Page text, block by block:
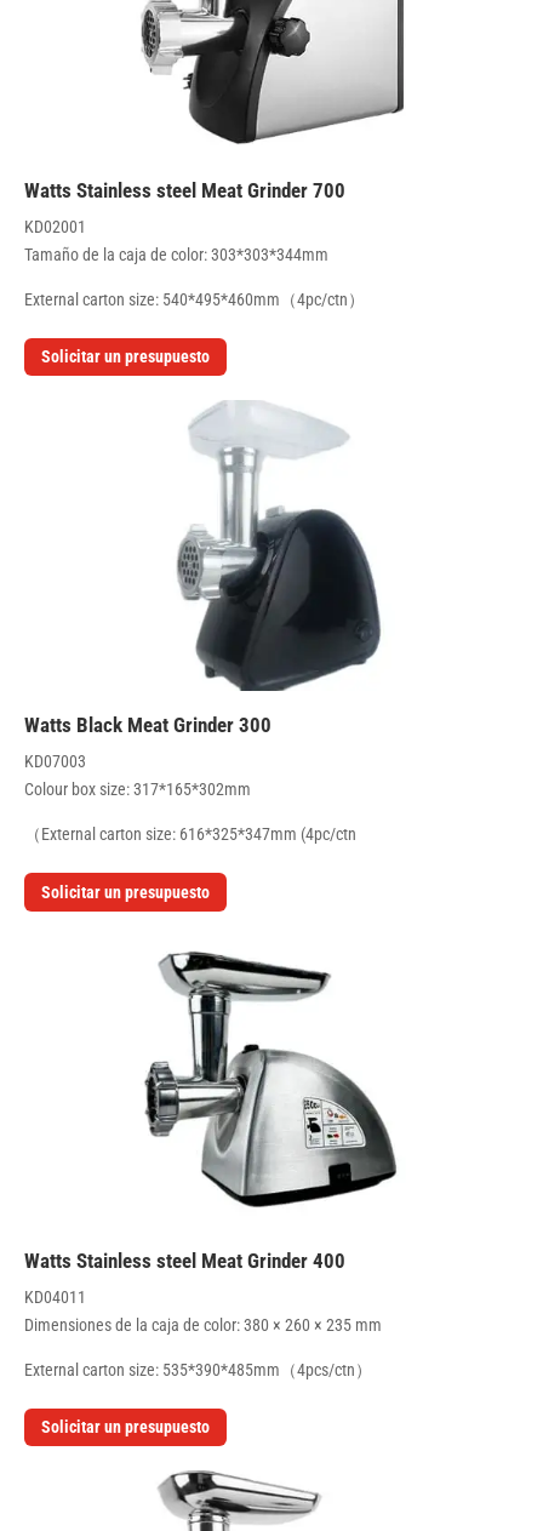
700 Watts Stainless steel Meat Grinder
KD02001
Tamaño de la caja de color: 303*303*344mm
External carton size: 540*495*460mm（4pc/ctn）
Solicitar un presupuesto
300 Watts Black Meat Grinder
KD07003
Colour box size: 317*165*302mm
External carton size: 616*325*347mm (4pc/ctn）
Solicitar un presupuesto
400 Watts Stainless steel Meat Grinder
KD04011
Dimensiones de la caja de color: 380 × 260 × 235 mm
External carton size: 535*390*485mm（4pcs/ctn）
Solicitar un presupuesto